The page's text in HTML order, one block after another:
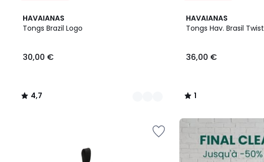
HAVAIANAS
Tongs Brazil Logo
€.
30,00 €
4,7
/ 5
2
Couleurs
4,7
/
HAVAIANAS
Tongs Hav. Brasil Twist
36,00 €
1
/
1
/
FINAL
CLEARANCE